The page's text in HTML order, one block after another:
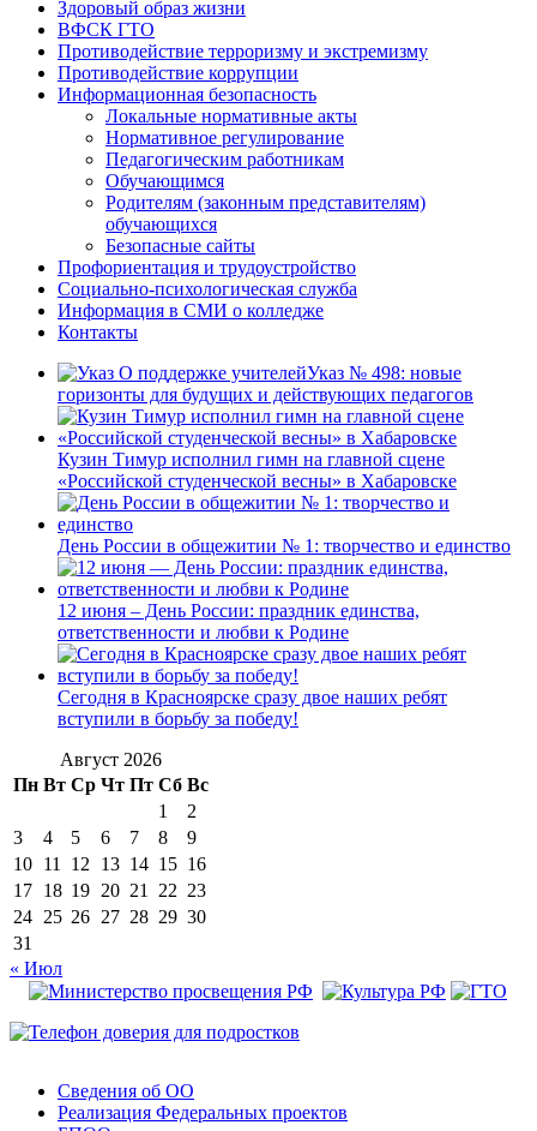
Здоровый образ жизни
ВФСК ГТО
Противодействие терроризму и экстремизму
Противодействие коррупции
Информационная безопасность
Локальные нормативные акты
Нормативное регулирование
Педагогическим работникам
Обучающимся
Родителям (законным представителям)
обучающихся
Безопасные сайты
Профориентация и трудоустройство
Социально-психологическая служба
Информация в СМИ о колледже
Контакты
Указ № 498: новые
горизонты для будущих и действующих педагогов
Кузин Тимур исполнил гимн на главной сцене
«Российской студенческой весны» в Хабаровске
День России в общежитии № 1: творчество и единство
12 июня – День России: праздник единства,
ответственности и любви к Родине
Сегодня в Красноярске сразу двое наших ребят
вступили в борьбу за победу!
Август 2026
Пн Вт Ср Чт Пт Сб Вс
1
2
3
4 5 6 7 8
9
10 11 12 13 14 15 16
17 18 19 20 21 22 23
24 25 26 27 28 29 30
31
« Июл
Сведения об ОО
Реализация Федеральных проектов